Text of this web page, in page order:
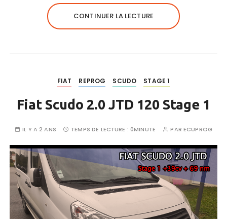
CONTINUER LA LECTURE
FIAT REPROG SCUDO STAGE 1
Fiat Scudo 2.0 JTD 120 Stage 1
IL Y A 2 ANS TEMPS DE LECTURE : 0MINUTE PARECUPROG